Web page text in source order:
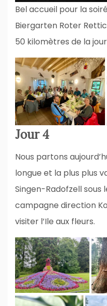
Bel accueil pour la
Biergarten Roter
50 kilomètres de la
Jour 4
Nous partons
longue et la plus plus
Singen-Radofzell sous
campagne direction
visiter l’Ile aux fleurs.